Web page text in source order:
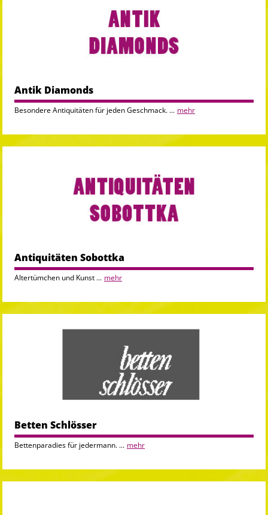
Antik Diamonds
Besondere Antiquitäten für jeden Geschmack. ... mehr
Antiquitäten Sobottka
Altertümchen und Kunst ... mehr
Betten Schlösser
Bettenparadies für jedermann. ... mehr